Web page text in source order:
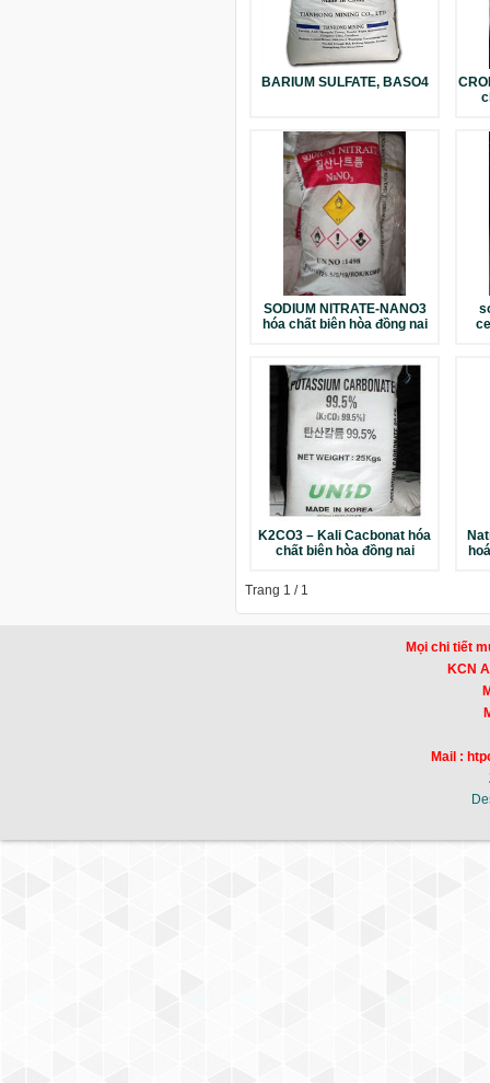
BARIUM SULFATE, BASO4
SODIUM NITRATE-NANO3
hóa chất biên hòa đồng nai
K2CO3 – Kali Cacbonat hóa
chất biên hòa đồng nai
Trang 1 / 1
Mọi chi tiết
KCN
Mail :